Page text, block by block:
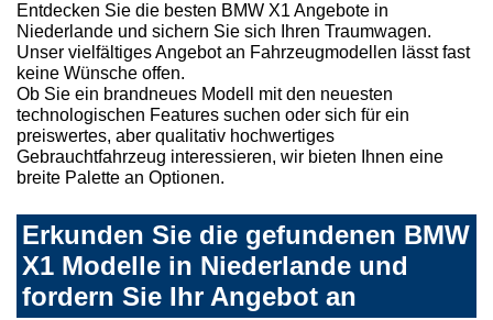
Entdecken Sie die besten BMW X1 Angebote in
Niederlande und sichern Sie sich Ihren Traumwagen.
Unser vielfältiges Angebot an Fahrzeugmodellen lässt fast
keine Wünsche offen.
Ob Sie ein brandneues Modell mit den neuesten
technologischen Features suchen oder sich für ein
preiswertes, aber qualitativ hochwertiges
Gebrauchtfahrzeug interessieren, wir bieten Ihnen eine
breite Palette an Optionen.
Erkunden Sie die gefundenen BMW
X1 Modelle in Niederlande und
fordern Sie Ihr Angebot an